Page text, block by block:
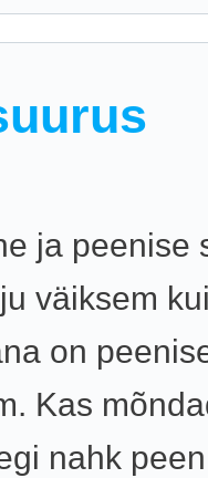
ja peenise
väiksem
on
Kas
nahk